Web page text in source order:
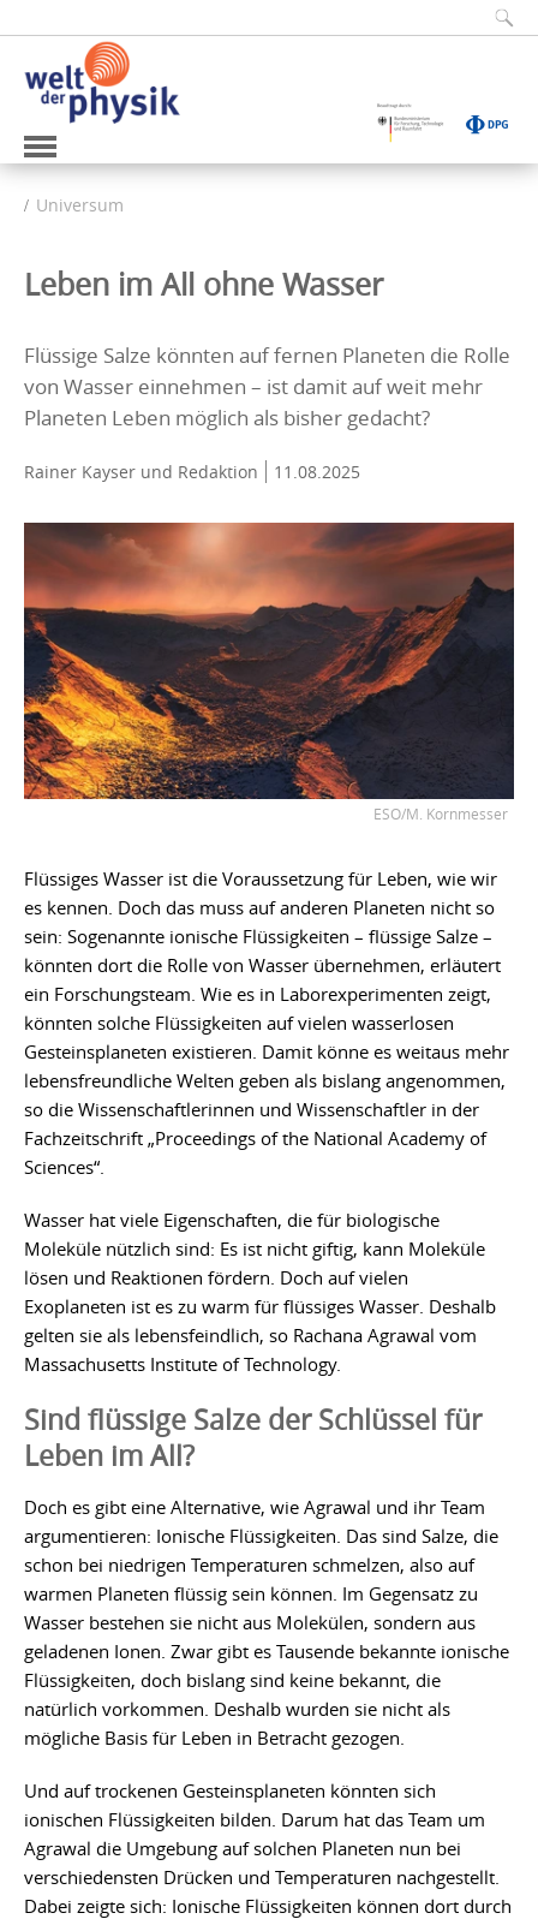
Universum
Leben im All ohne Wasser
Flüssige Salze könnten auf fernen Planeten die Rolle
von Wasser einnehmen – ist damit auf weit mehr
Planeten Leben möglich als bisher gedacht?
Rainer Kayser und Redaktion 11.08.2025
ESO/M. Kornmesser
Flüssiges Wasser ist die Voraussetzung für Leben, wie wir
es kennen. Doch das muss auf anderen Planeten nicht so
sein: Sogenannte ionische Flüssigkeiten – flüssige Salze –
könnten dort die Rolle von Wasser übernehmen, erläutert
ein Forschungsteam. Wie es in Laborexperimenten zeigt,
könnten solche Flüssigkeiten auf vielen wasserlosen
Gesteinsplaneten existieren. Damit könne es weitaus mehr
lebensfreundliche Welten geben als bislang angenommen,
so die Wissenschaftlerinnen und Wissenschaftler in der
Fachzeitschrift „Proceedings of the National Academy of
Sciences“.
Wasser hat viele Eigenschaften, die für biologische
Moleküle nützlich sind: Es ist nicht giftig, kann Moleküle
lösen und Reaktionen fördern. Doch auf vielen
Exoplaneten ist es zu warm für flüssiges Wasser. Deshalb
gelten sie als lebensfeindlich, so Rachana Agrawal vom
Massachusetts Institute of Technology.
Sind flüssige Salze der Schlüssel für
Leben im All?
Doch es gibt eine Alternative, wie Agrawal und ihr Team
argumentieren: Ionische Flüssigkeiten. Das sind Salze, die
schon bei niedrigen Temperaturen schmelzen, also auf
warmen Planeten flüssig sein können. Im Gegensatz zu
Wasser bestehen sie nicht aus Molekülen, sondern aus
geladenen Ionen. Zwar gibt es Tausende bekannte ionische
Flüssigkeiten, doch bislang sind keine bekannt, die
natürlich vorkommen. Deshalb wurden sie nicht als
mögliche Basis für Leben in Betracht gezogen.
Und auf trockenen Gesteinsplaneten könnten sich
ionischen Flüssigkeiten bilden. Darum hat das Team um
Agrawal die Umgebung auf solchen Planeten nun bei
verschiedensten Drücken und Temperaturen nachgestellt.
Dabei zeigte sich: Ionische Flüssigkeiten können dort durch